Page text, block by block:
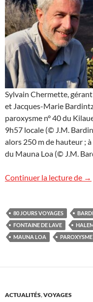
Sylvain Chermette, gérant
et Jacques-Marie
paroxysme n° 40 du
9h57 locale (© J.M.
alors 250 m de hauteur ;
du Mauna Loa (© J.M.
Continuer la lecture de →
80 JOURS VOYAGES
FONTAINE DE LAVE
MAUNA LOA
PAROXYSME
ACTUALITÉS,VOYAGES